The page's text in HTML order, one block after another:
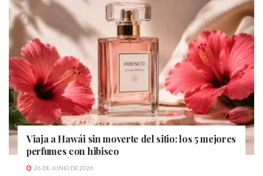
Viaja a Hawái sin moverte del sitio: los 5 mejores
perfumes con hibisco
26 DE JUNIO DE 2026